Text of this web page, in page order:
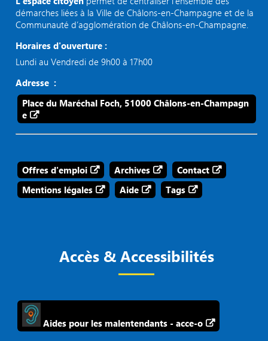
démarches liées à la Ville de Châlons-en-Champagne et de la
Communauté d’agglomération de Châlons-en-Champagne.
Horaires d'ouverture :
Lundi au Vendredi de 9h00 à 17h00
Adresse :
Place du Maréchal Foch, 51000 Châlons-en-Champagn
e
Offres d'emploi Archives
Contact
Mentions légales
Aide Tags
Accès & Accessibilités
Aides pour les malentendants - acce-o